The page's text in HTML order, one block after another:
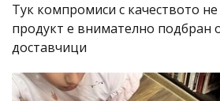
Тук компромиси с качеството не
продукт е внимателно подбран
доставчици